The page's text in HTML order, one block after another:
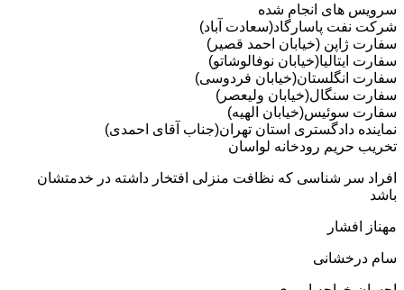
سرویس های انجام شده
شرکت نفت پاسارگاد(سعادت آباد)
سفارت ژاپن (خیابان احمد قصیر)
سفارت ایتالیا(خیابان نوفالوشاتو)
سفارت انگلستان(خیابان فردوسی)
سفارت سنگال(خیابان ولیعصر)
سفارت سوئیس(خیابان الهیه)
نماینده دادگستری استان تهران(جناب آقای احمدی)
تخریب حریم رودخانه لواسان
افراد سر شناسی که نظافت منزلی افتخار داشته در خدمتشان
باشد
مهناز افشار
سام درخشانی